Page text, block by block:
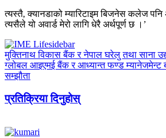
त्यस्तै, क्यानडाको म्यारिटाइम बिजनेस कलेज
त्यसैले यो अवार्ड मेरो लागि धेरै अर्थपूर्ण छ ।’
मुक्तिनाथ विकास बैंक र नेपाल घरेलु तथा साना
ग्लोबल आइएमई बैंक र आध्यान्त फण्ड म्यानेजमेन्ट
सम्झौता
प्रतिक्रिया दिनुहोस्